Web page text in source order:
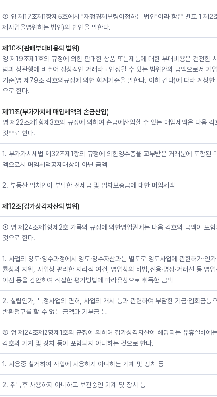
② 영 제17조제1항제5호에서 "재정경제부령이정하는 법인"이라 함은 별표 1 제2
제사업을영위하는 법인)의 법인을 말한다.
제10조(판매부대비용의 범위)
영 제19조제1호의 규정에 의한 판매한 상품 또는제품에 대한 부대비용은 건전한
념과 상관행에 비추어 정상적인 거래라고인정될 수 있는 범위안의 금액으로서 기
기준(영 제79조 각호의규정에 의한 회계기준을 말한다. 이하 같다)에 따라 계상한
으로 한다.
제11조(부가가치세 매입세액의 손금산입)
영 제22조제1항제3호의 규정에 의하여 손금에산입할 수 있는 매입세액은 다음 각
것으로 한다.
1. 부가가치세법 제32조제1항의 규정에 의한영수증을 교부받은 거래분에 포함된
액으로서 매입세액공제대상이 아닌 금액
2. 부동산 임차인이 부담한 전세금 및 임차보증금에 대한 매입세액
제12조(감가상각자산의 범위)
① 영 제24조제1항제2호 가목의 규정에 의한영업권에는 다음 각호의 금액이 포함
것으로 한다.
1. 사업의 양도·양수과정에서 양도·양수자산과는 별도로 양도사업에 관한허가·인
률상의 지위, 사업상 편리한 지리적 여건, 영업상의 비법,신용·명성·거래선 등 영업
이점 등을 감안하여 적절한 평가방법에 따라유상으로 취득한 금액
2. 설립인가, 특정사업의 면허, 사업의 개시 등과 관련하여 부담한 기금·입회금등
반환청구를 할 수 없는 금액과 기부금 등
② 영 제24조제2항제1호의 규정에 의하여 감가상각자산에 해당되는 유휴설비에
각호의 기계 및 장치 등이 포함되지 아니하는 것으로 한다.
1. 사용중 철거하여 사업에 사용하지 아니하는 기계 및 장치 등
2. 취득후 사용하지 아니하고 보관중인 기계 및 장치 등